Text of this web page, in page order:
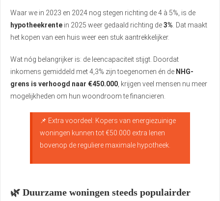
Waar we in 2023 en 2024 nog stegen richting de 4 à 5%, is de
hypotheekrente in 2025 weer gedaald richting de3%. Dat maakt
het kopen van een huis weer een stuk aantrekkelijker.
Wat nóg belangrijker is: de leencapaciteit stijgt. Doordat
inkomens gemiddeld met 4,3% zijn toegenomen én de NHG-
grens is verhoogd naar €450.000, krijgen veel mensen nu meer
mogelijkheden om hun woondroom te financieren.
📌 Extra voordeel: Kopers van energiezuinige
woningen kunnen tot €50.000 extra lenen
bovenop de reguliere maximale hypotheek.
🌿 Duurzame woningen steeds populairder